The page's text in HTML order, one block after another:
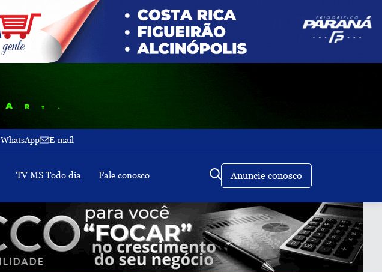
WhatsApp E-mail
TV MS Todo dia Fale conosco Anuncie conosco
Buscar